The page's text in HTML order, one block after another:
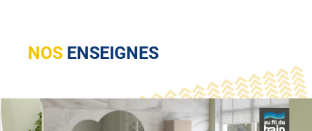
NOS ENSEIGNES